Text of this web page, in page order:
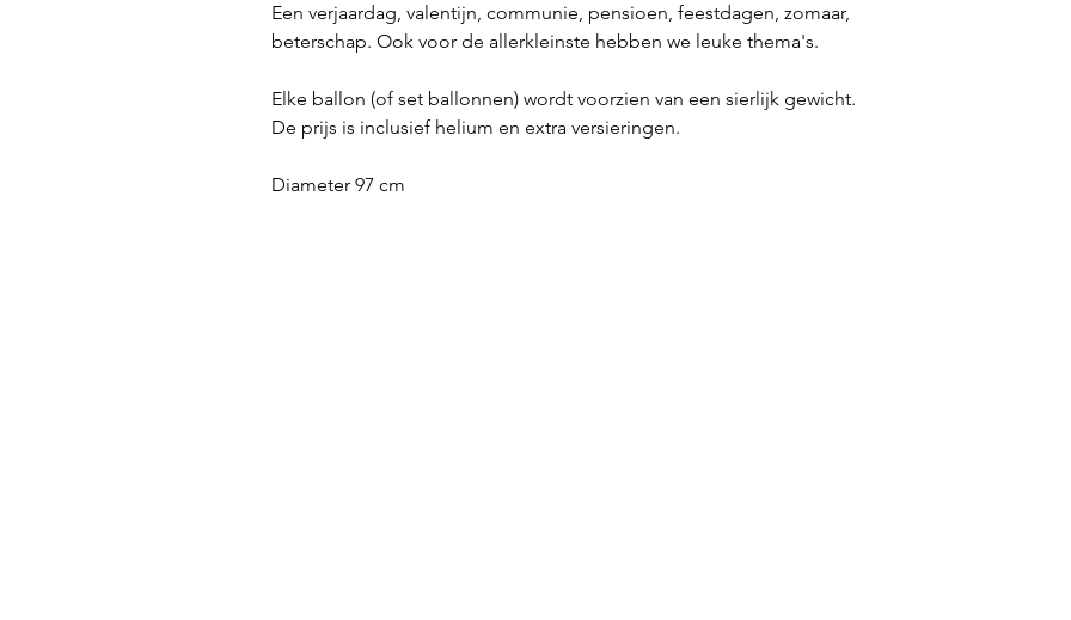
Een verjaardag, valentijn, communie, pensioen, feestdagen, zomaar,
beterschap. Ook voor de allerkleinste hebben we leuke thema's.
Elke ballon (of set ballonnen) wordt voorzien van een sierlijk gewicht.
De prijs is inclusief helium en extra versieringen.
Diameter 97 cm